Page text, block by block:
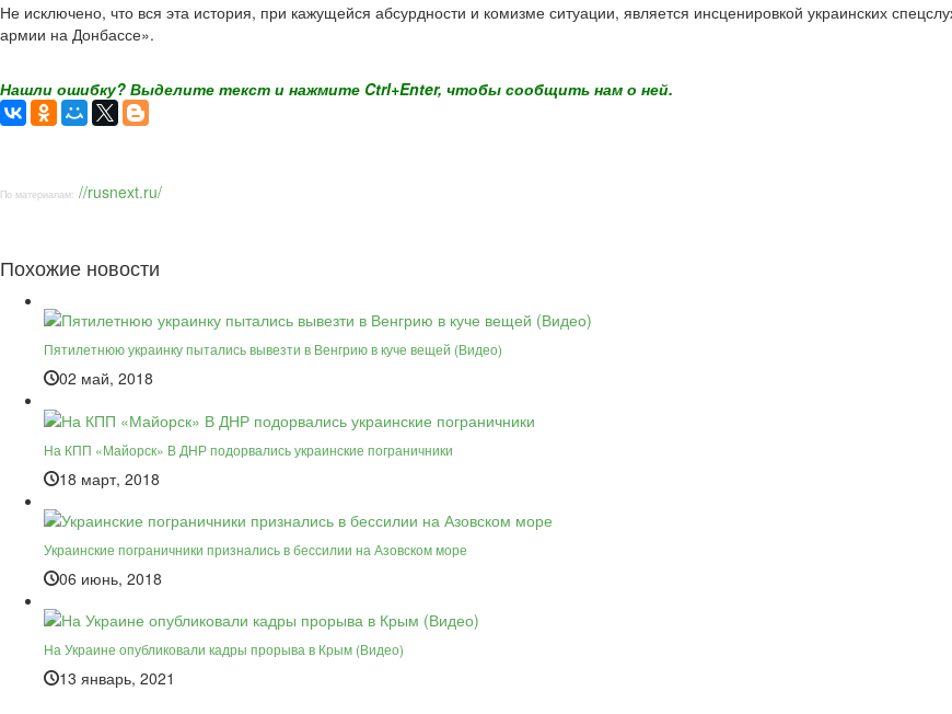
Не исключено, что вся эта история, при кажущейся абсурдности и комизме ситуации, является инсценировкой украинских
армии на Донбассе».
Нашли ошибку? Выделите текст и нажмите Ctrl+Enter, чтобы сообщить нам о ней.
По материалам: //rusnext.ru/
Похожие новости
Пятилетнюю украинку пытались вывезти в Венгрию в куче вещей (Видео)
02 май, 2018
На КПП «Майорск» В ДНР подорвались украинские пограничники
18 март, 2018
Украинские пограничники признались в бессилии на Азовском море
06 июнь, 2018
На Украине опубликовали кадры прорыва в Крым (Видео)
13 январь, 2021